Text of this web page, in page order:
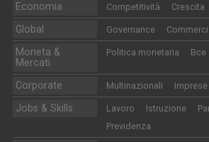
Economia Competitività Crescita
Global Governance
Moneta &
Mercati
Politica monetaria Bce
Corporate Multinazionali Imprese
Jobs & Skills Lavoro Istruzione
Previdenza